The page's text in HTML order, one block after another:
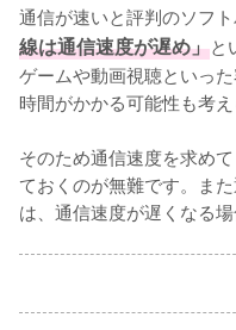
通信が速いと評判のソフト
線は通信速度が遅め」と
ゲームや動画視聴といっ
時間がかかる可能性も考え
そのため通信速度を求め
ておくのが無難です。ま
は、通信速度が遅くなる場